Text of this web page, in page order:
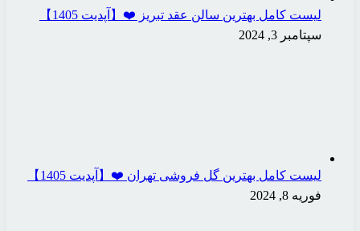
لیست کامل بهترین سالن عقد تبریز ❤️【آپدیت 1405】
سپتامبر 3, 2024
لیست کامل بهترین گل فروشی تهران ❤️【آپدیت 1405】
فوریه 8, 2024